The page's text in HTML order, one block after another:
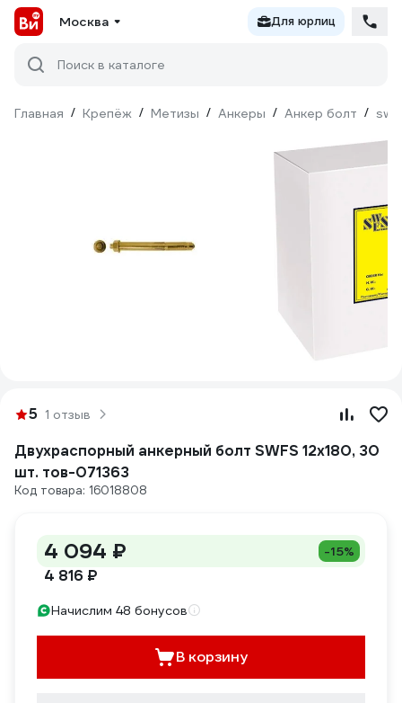
Москва Для юрлиц
Поиск в каталоге
Главная / Крепёж / Метизы / Анкеры / Анкер болт /
5 1 отзыв
Двухраспорный анкерный болт SWFS 12х180, 30
шт. тов-071363
Код товара: 16018808
4 094 ₽ -15%
4 816 ₽
Начислим 48 бонусов
В корзину